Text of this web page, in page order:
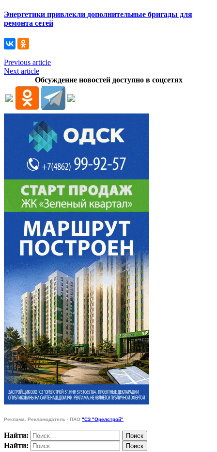
Энергетики привлекли дополнительные бригады для
ремонта сетей
Previous article
Next article
Обсуждение новостей доступно в соцсетях
Реклама. Рекламодатель - ПАО "СЗ "Орелстрой"
Найти:
Найти: